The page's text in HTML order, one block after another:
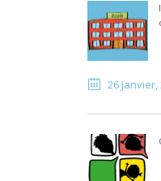
26 Janvier,